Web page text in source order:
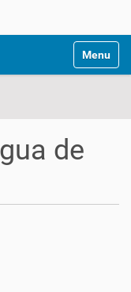
Mostrar/
de